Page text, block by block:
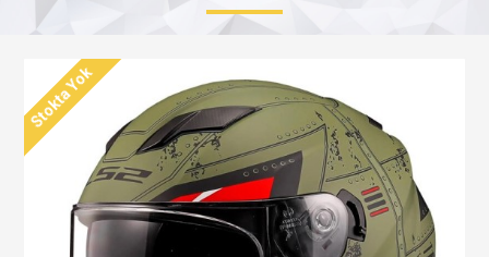
Stokta Yok